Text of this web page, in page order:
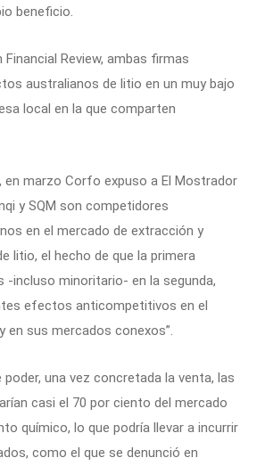
beneficio.
Financial Review, ambas firmas
australianos de litio en un muy bajo
local en la que comparten
marzo Corfo expuso a El Mostrador
y SQM son competidores
en el mercado de extracción y
litio, el hecho de que la primera
-incluso minoritario- en la segunda,
efectos anticompetitivos en el
en sus mercados conexos”.
una vez concretada la venta, las
casi el 70 por ciento del mercado
químico, lo que podría llevar a incurrir
como el que se denunció en